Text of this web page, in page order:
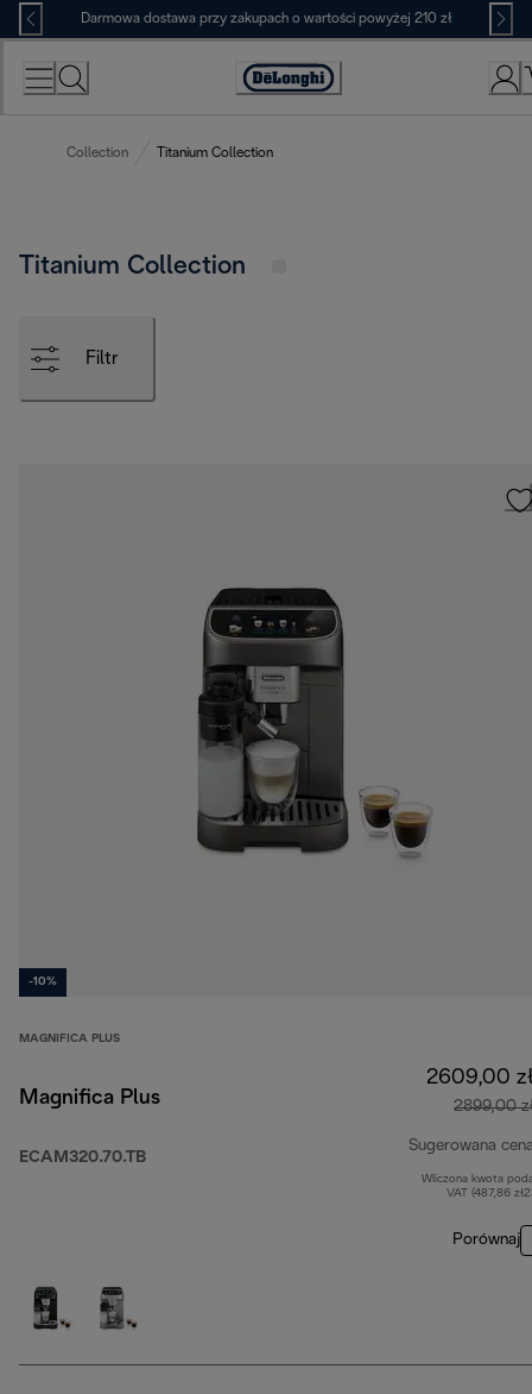
Skip
to
Content
Darmowa dostawa przy zakupach o wartości powyżej 210 zł
Deklaracja
Collection Titanium Collection
Titanium Collection
Filtr
-10%
MAGNIFICA PLUS
Magnifica Plus
ECAM320.70.TB
2609,00
2899,00
Sugerowana
Wliczona kwota
VAT (487,86
Porównaj